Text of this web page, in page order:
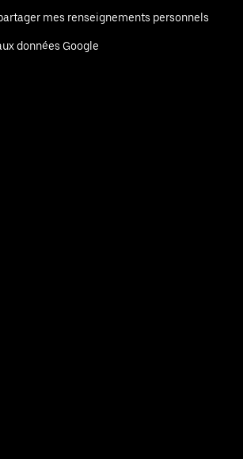
mes renseignements personnels
données Google